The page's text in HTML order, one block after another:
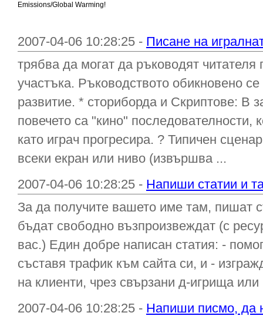
Emissions/Global Warming!
2007-04-06 10:28:25 - Писане на
трябва да могат да ръководят читателя
участъка. Ръководството обикновено
развитие. * сториборда и Скриптове: В
повечето са "кино" последователности,
като играч прогресира. ? Типичен
всеки екран или ниво (извършва ...
2007-04-06 10:28:25 - Напиши статии и
За да получите вашето име там, пишат
бъдат свободно възпроизвеждат (с
вас.) Един добре написан статия: -
съставя трафик към сайта си, и -
на клиенти, чрез свързани д-игрища
2007-04-06 10:28:25 - Напиши писмо, да